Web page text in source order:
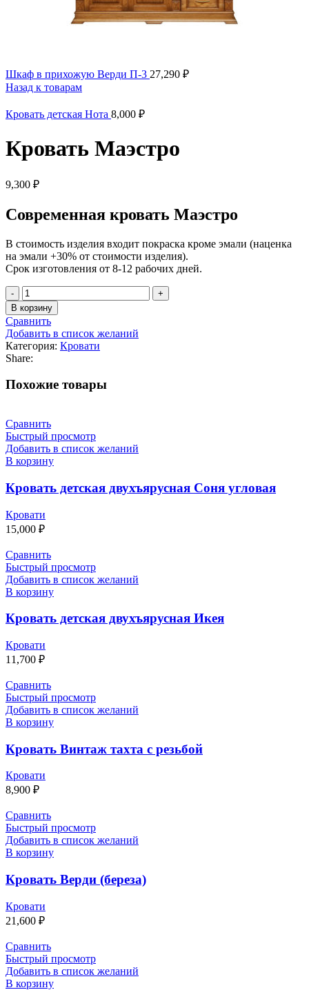
Шкаф в прихожую Верди П-3 27,290 ₽
Назад к товарам
Кровать детская Нота 8,000 ₽
Кровать Маэстро
9,300 ₽
Современная кровать Маэстро
В стоимость изделия входит покраска кроме эмали (наценка
на эмали +30% от стоимости изделия).
Срок изготовления от 8-12 рабочих дней.
В корзину
Сравнить
Добавить в список желаний
Категория: Кровати
Share:
Похожие товары
Сравнить
Быстрый просмотр
Добавить в список желаний
В корзину
Кровать детская двухъярусная Соня угловая
Кровати
15,000 ₽
Сравнить
Быстрый просмотр
Добавить в список желаний
В корзину
Кровать детская двухъярусная Икея
Кровати
11,700 ₽
Сравнить
Быстрый просмотр
Добавить в список желаний
В корзину
Кровать Винтаж тахта с резьбой
Кровати
8,900 ₽
Сравнить
Быстрый просмотр
Добавить в список желаний
В корзину
Кровать Верди (береза)
Кровати
21,600 ₽
Сравнить
Быстрый просмотр
Добавить в список желаний
В корзину